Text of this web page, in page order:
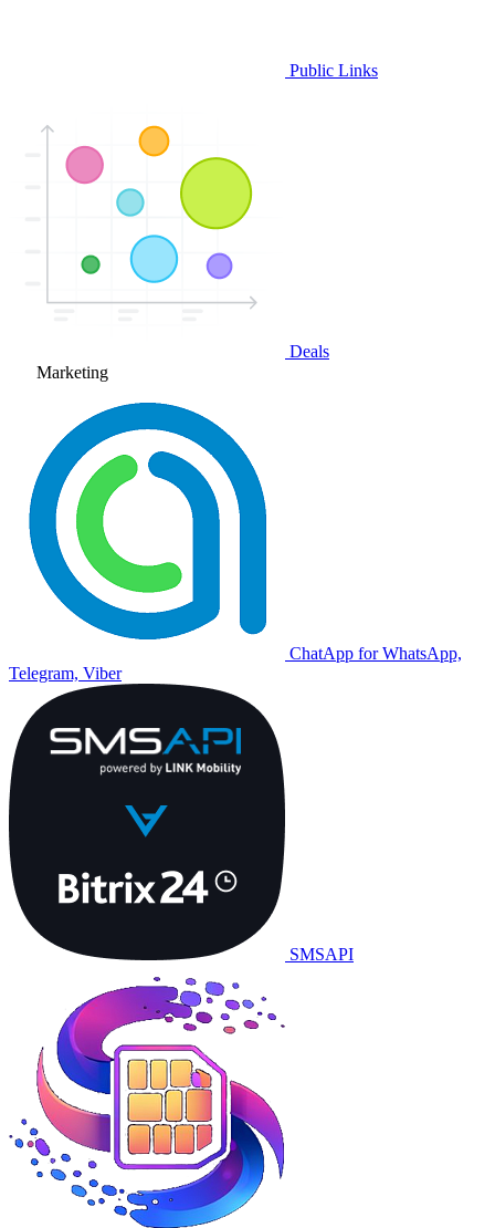
Public Links
Deals
Marketing
ChatApp for WhatsApp,
Telegram, Viber
SMSAPI